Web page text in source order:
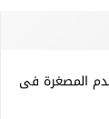
المصغرة فى